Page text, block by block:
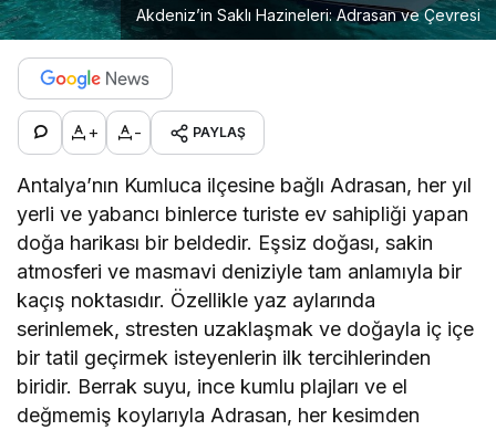
Akdeniz’in Saklı Hazineleri: Adrasan ve Çevresi
+ - PAYLAŞ
Antalya’nın Kumluca ilçesine bağlı Adrasan, her yıl
yerli ve yabancı binlerce turiste ev sahipliği yapan
doğa harikası bir beldedir. Eşsiz doğası, sakin
atmosferi ve masmavi deniziyle tam anlamıyla bir
kaçış noktasıdır. Özellikle yaz aylarında
serinlemek, stresten uzaklaşmak ve doğayla iç içe
bir tatil geçirmek isteyenlerin ilk tercihlerinden
biridir. Berrak suyu, ince kumlu plajları ve el
değmemiş koylarıyla Adrasan, her kesimden